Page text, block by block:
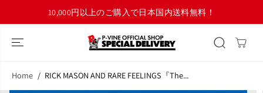
コンテンツにス
キップ10,000円以上のご購入で日本国内送料無料！
Home RICK MASON AND RARE FEELINGS『The...